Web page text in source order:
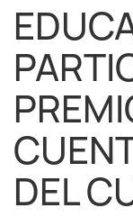
DEL